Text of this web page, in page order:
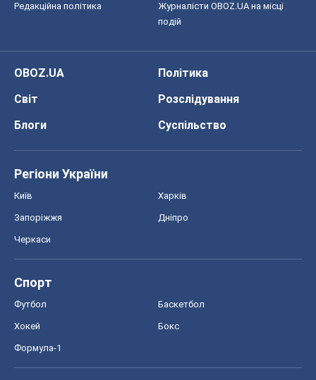
Редакційна політика
Журналісти OBOZ.UA на місці
подій
OBOZ.UA
Політика
Світ
Розслідування
Блоги
Суспільство
Регіони України
Київ Харків
Запоріжжя Дніпро
Черкаси
Спорт
Футбол Баскетбол
Хокей Бокс
Формула-1